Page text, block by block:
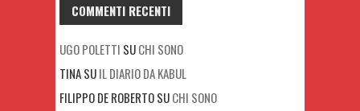
COMMENTI RECENTI
UGO POLETTI SUCHI SONO
TINASUIL DIARIO DA KABUL
FILIPPO DE ROBERTOSUCHI SONO